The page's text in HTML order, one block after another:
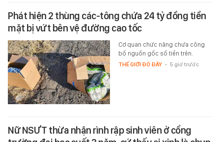
Phát hiện 2 thùng các-tông chứa 24 tỷ đồng tiền
mặt bị vứt bên vệ đường cao tốc
Cơ quan chức năng chưa công
bố nguồn gốc số tiền trên.
THẾ GIỚI ĐÓ ĐÂY - 5 giờ trước
Nữ NSƯT thừa nhận rình rập sinh viên ở cổng